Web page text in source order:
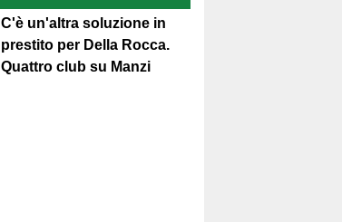
C'è un'altra soluzione in
prestito per Della Rocca.
Quattro club su Manzi